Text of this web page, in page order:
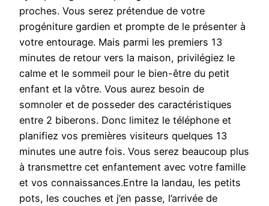
proches. Vous serez prétendue de votre
progéniture gardien et prompte de le présenter à
votre entourage. Mais parmi les premiers 13
minutes de retour vers la maison, privilégiez le
calme et le sommeil pour le bien-être du petit
enfant et la vôtre. Vous aurez besoin de
somnoler et de posseder des caractéristiques
entre 2 biberons. Donc limitez le téléphone et
planifiez vos premières visiteurs quelques 13
minutes une autre fois. Vous serez beaucoup plus
à transmettre cet enfantement avec votre famille
et vos connaissances.Entre la landau, les petits
pots, les couches et j’en passe, l’arrivée de